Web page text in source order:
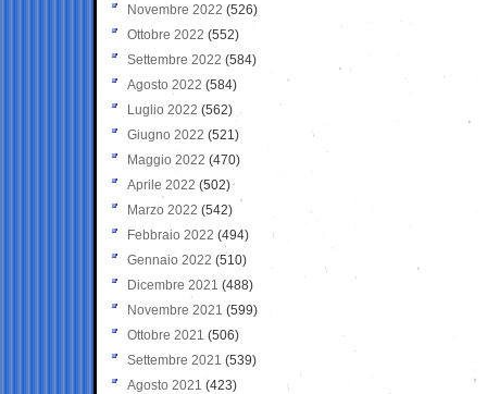
Novembre 2022 (526)
Ottobre 2022 (552)
Settembre 2022 (584)
Agosto 2022 (584)
Luglio 2022 (562)
Giugno 2022 (521)
Maggio 2022 (470)
Aprile 2022 (502)
Marzo 2022 (542)
Febbraio 2022 (494)
Gennaio 2022 (510)
Dicembre 2021 (488)
Novembre 2021 (599)
Ottobre 2021 (506)
Settembre 2021 (539)
Agosto 2021 (423)